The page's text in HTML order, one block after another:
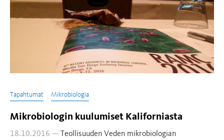
Tapahtumat Mikrobiologia
Mikrobiologin kuulumiset Kaliforniasta
18.10.2016 —
Teollisuuden Veden mikrobiologian